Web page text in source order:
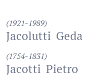
(1921-1989)
Jacolutti Geda
(1754-1831)
Jacotti Pietro